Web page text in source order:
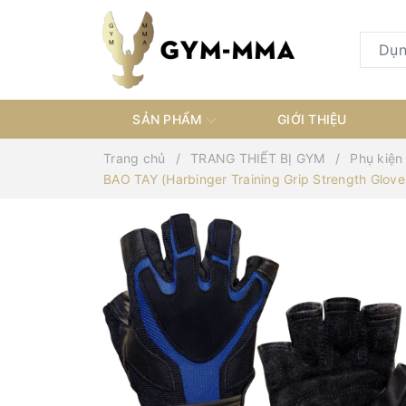
SẢN PHẨM GIỚI THIỆU
Trang chủ TRANG THIẾT BỊ GYM
Phụ
BAO TAY (Harbinger Training Grip Strength